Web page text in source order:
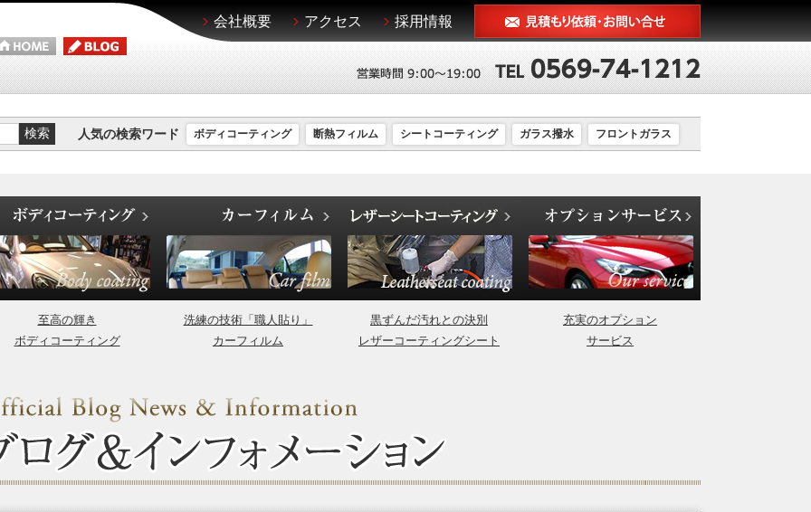
会社概要 アクセス 採用情報
人気の検索ワード ボディコーティング 断熱フィルム シートコーティング ガラス撥水 フロントガラス
至高の輝き
ボディコーティング
洗練の技術「職人貼り」
カーフィルム
黒ずんだ汚れとの決別
レザーコーティングシート
充実のオプション
サービス